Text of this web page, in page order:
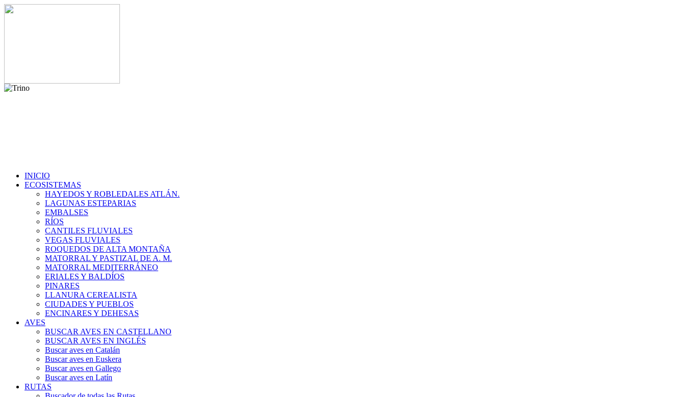
INICIO
ECOSISTEMAS
HAYEDOS Y ROBLEDALES ATLÁN.
LAGUNAS ESTEPARIAS
EMBALSES
RÍOS
CANTILES FLUVIALES
VEGAS FLUVIALES
ROQUEDOS DE ALTA MONTAÑA
MATORRAL Y PASTIZAL DE A. M.
MATORRAL MEDITERRÁNEO
ERIALES Y BALDÍOS
PINARES
LLANURA CEREALISTA
CIUDADES Y PUEBLOS
ENCINARES Y DEHESAS
AVES
BUSCAR AVES EN CASTELLANO
BUSCAR AVES EN INGLÉS
Buscar aves en Catalán
Buscar aves en Euskera
Buscar aves en Gallego
Buscar aves en Latín
RUTAS